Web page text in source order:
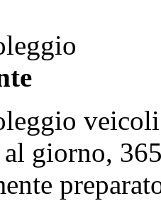
giorno,